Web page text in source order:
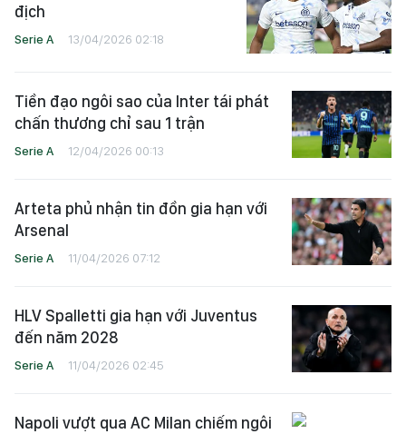
địch
Serie A 13/04/2026 02:18
Tiền đạo ngôi sao của Inter tái phát
chấn thương chỉ sau 1 trận
Serie A 12/04/2026 00:13
Arteta phủ nhận tin đồn gia hạn với
Arsenal
Serie A 11/04/2026 07:12
HLV Spalletti gia hạn với Juventus
đến năm 2028
Serie A 11/04/2026 02:45
Napoli vượt qua AC Milan chiếm ngôi